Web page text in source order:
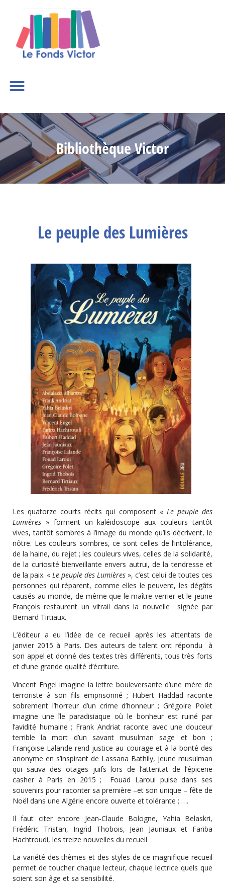
Bibliothèque Victor
Le peuple des Lumières
Les quatorze courts récits qui composent « Le peuple des
Lumières » forment un kaléidoscope aux couleurs tantôt
vives, tantôt sombres à l’image du monde qu’ils décrivent, le
nôtre. Les couleurs sombres, ce sont celles de l’intolérance,
de la haine, du rejet ; les couleurs vives, celles de la solidarité,
de la curiosité bienveillante envers autrui, de la tendresse et
de la paix. « Le peuple des Lumières », c’est celui de toutes ces
personnes qui réparent, comme elles le peuvent, les dégâts
causés au monde, de même que le maître verrier et le jeune
François restaurent un vitrail dans la nouvelle signée par
Bernard Tirtiaux.
L’éditeur a eu l’idée de ce recueil après les attentats de
janvier 2015 à Paris. Des auteurs de talent ont répondu à
son appel et donné des textes très différents, tous très forts
et d’une grande qualité d’écriture.
Vincent Engel imagine la lettre bouleversante d’une mère de
terroriste à son fils emprisonné ; Hubert Haddad raconte
sobrement l’horreur d’un crime d’honneur ; Grégoire Polet
imagine une île paradisiaque où le bonheur est ruiné par
l’avidité humaine ; Frank Andriat raconte avec une douceur
terrible la mort d’un savant musulman sage et bon ;
Françoise Lalande rend justice au courage et à la bonté des
anonyme en s’inspirant de Lassana Bathily, jeune musulman
qui sauva des otages juifs lors de l’attentat de l’épicerie
casher à Paris en 2015 ; Fouad Laroui puise dans ses
souvenirs pour raconter sa première –et son unique – fête de
Noël dans une Algérie encore ouverte et tolérante ; ….
Il faut citer encore Jean-Claude Bologne, Yahia Belaskri,
Frédéric Tristan, Ingrid Thobois, Jean Jauniaux et Fariba
Hachtroudi, les treize nouvelles du recueil
La variété des thèmes et des styles de ce magnifique recueil
permet de toucher chaque lecteur, chaque lectrice quels que
soient son âge et sa sensibilité.